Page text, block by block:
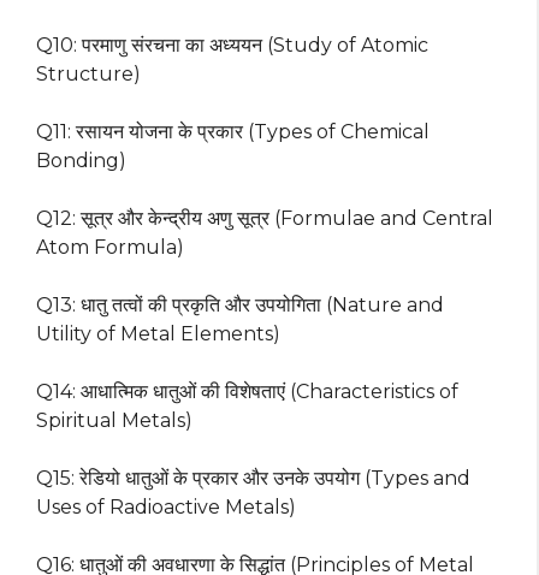
Q10: परमाणु संरचना का अध्ययन (Study of Atomic
Structure)
Q11: रसायन योजना के प्रकार (Types of Chemical
Bonding)
Q12: सूत्र और केन्द्रीय अणु सूत्र (Formulae and Central
Atom Formula)
Q13: धातु तत्वों की प्रकृति और उपयोगिता (Nature and
Utility of Metal Elements)
Q14: आधात्मिक धातुओं की विशेषताएं (Characteristics of
Spiritual Metals)
Q15: रेडियो धातुओं के प्रकार और उनके उपयोग (Types and
Uses of Radioactive Metals)
Q16: धातुओं की अवधारणा के सिद्धांत (Principles of Metal